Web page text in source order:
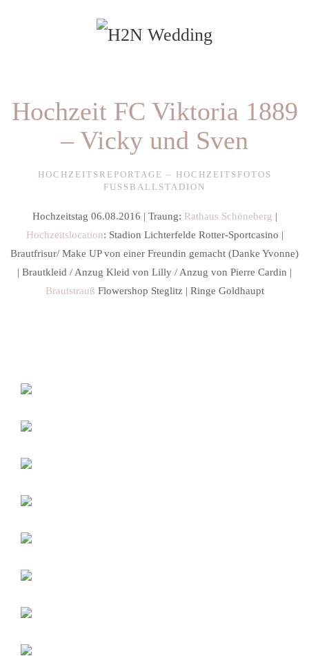
Zum Hauptinhalt springen
Hochzeit FC Viktoria 1889
– Vicky und Sven
HOCHZEITSREPORTAGE – HOCHZEITSFOTOS
FUSSBALLSTADION
Hochzeitstag 06.08.2016 | Traung: Rathaus Schöneberg |
Hochzeitslocation: Stadion Lichterfelde Rotter-Sportcasino |
Brautfrisur/ Make UP von einer Freundin gemacht (Danke Yvonne)
| Brautkleid / Anzug Kleid von Lilly / Anzug von Pierre Cardin |
Brautstrauß Flowershop Steglitz | Ringe Goldhaupt